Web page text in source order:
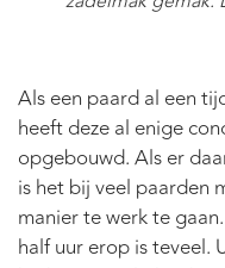
Als een paard al een
heeft deze al enige
opgebouwd. Als er
is het bij veel paarden
manier te werk te
half uur erop is teveel.